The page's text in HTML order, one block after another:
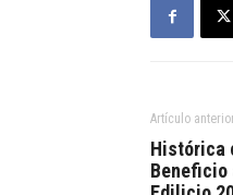
Artículo
Histórica
Beneficio